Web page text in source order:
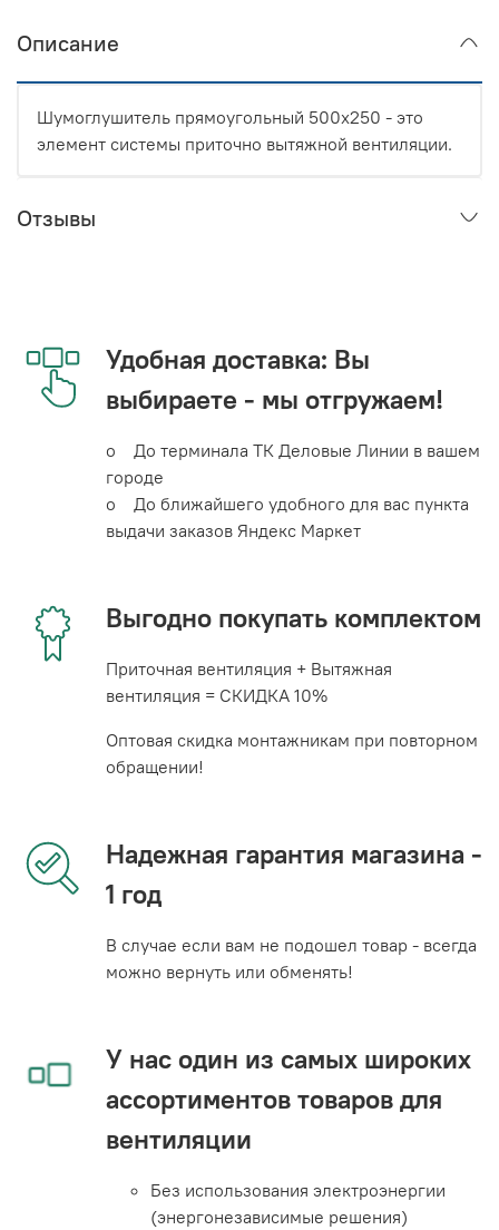
Описание
Шумоглушитель прямоугольный 500x250 - это
элемент системы приточно вытяжной вентиляции.
Отзывы
Удобная доставка: Вы
выбираете - мы отгружаем!
o До терминала ТК Деловые Линии в вашем
городе
o До ближайшего удобного для вас пункта
выдачи заказов Яндекс Маркет
Выгодно покупать комплектом
Приточная вентиляция + Вытяжная
вентиляция = СКИДКА 10%
Оптовая скидка монтажникам при повторном
обращении!
Надежная гарантия магазина -
1 год
В случае если вам не подошел товар - всегда
можно вернуть или обменять!
У нас один из самых широких
ассортиментов товаров для
вентиляции
Без использования электроэнергии
(энергонезависимые решения)